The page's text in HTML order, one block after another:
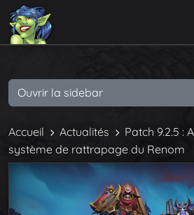
Accueil Actualités
Patch 9.2.5 :
système de rattrapage du Renom
Ouvrir la sidebar